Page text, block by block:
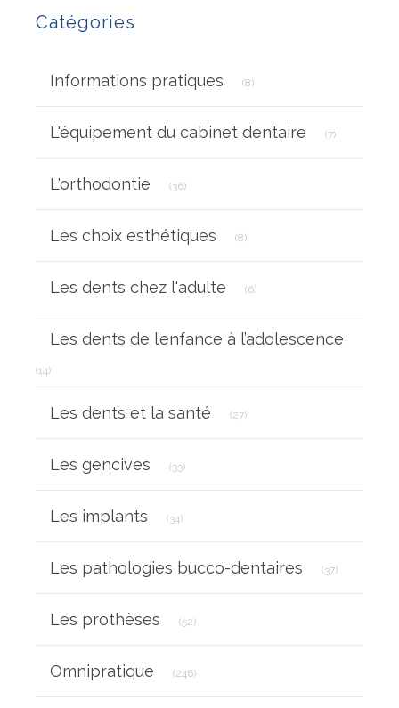
Catégories
Informations pratiques (8)
L'équipement du cabinet dentaire (7)
L'orthodontie (36)
Les choix esthétiques (8)
Les dents chez l'adulte (6)
Les dents de l’enfance à l’adolescence
(14)
Les dents et la santé (27)
Les gencives (33)
Les implants (34)
Les pathologies bucco-dentaires (37)
Les prothèses (52)
Omnipratique (246)